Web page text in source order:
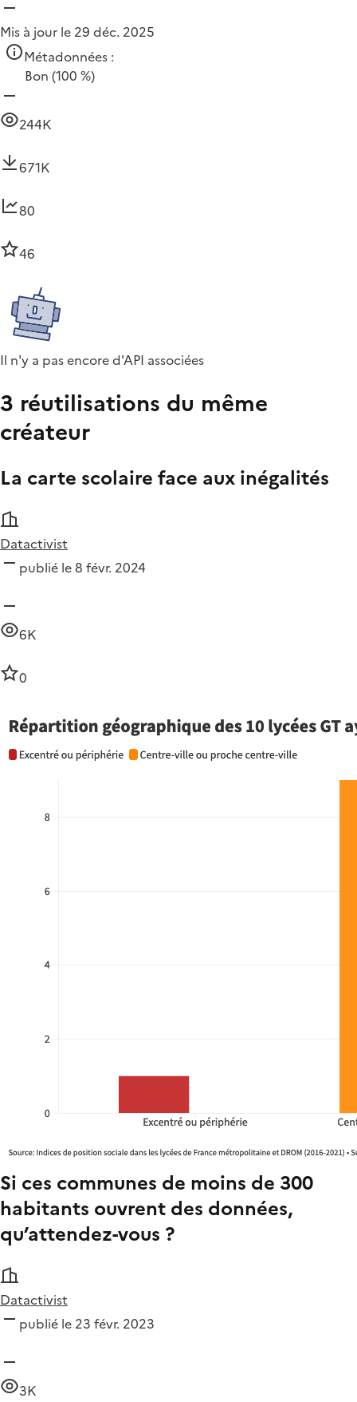
Mis à jour le 29 déc. 2025
Métadonnées :
Bon (100 %)
244K
671K
80
46
Il n'y a pas encore d'API associées
3 réutilisations du même
créateur
La carte scolaire face aux inégalités
Datactivist
publié le 8 févr. 2024
6K
0
Si ces communes de moins de 300
habitants ouvrent des données,
qu’attendez-vous ?
Datactivist
publié le 23 févr. 2023
3K